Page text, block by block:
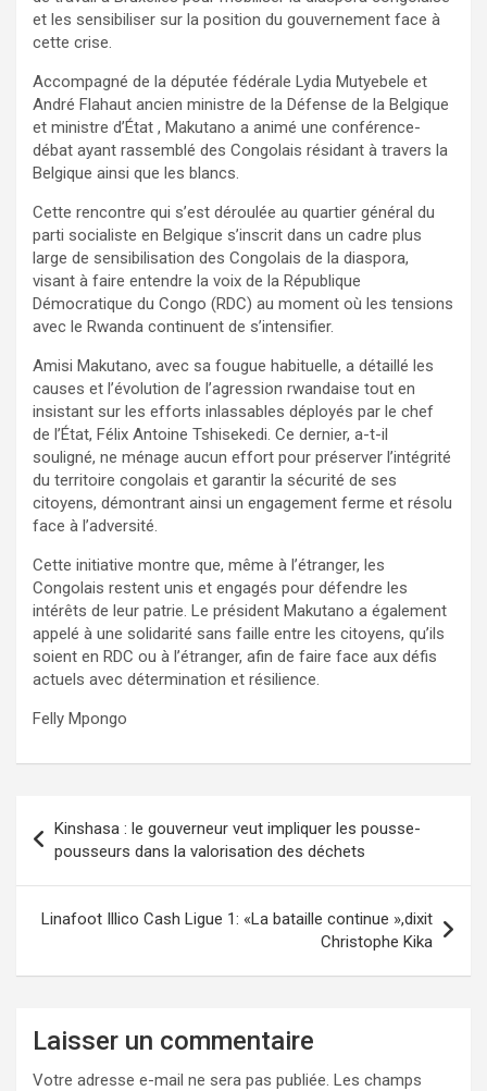
et les sensibiliser sur la position du gouvernement face à
cette crise.
Accompagné de la députée fédérale Lydia Mutyebele et
André Flahaut ancien ministre de la Défense de la Belgique
et ministre d’État , Makutano a animé une conférence-
débat ayant rassemblé des Congolais résidant à travers la
Belgique ainsi que les blancs.
Cette rencontre qui s’est déroulée au quartier général du
parti socialiste en Belgique s’inscrit dans un cadre plus
large de sensibilisation des Congolais de la diaspora,
visant à faire entendre la voix de la République
Démocratique du Congo (RDC) au moment où les tensions
avec le Rwanda continuent de s’intensifier.
Amisi Makutano, avec sa fougue habituelle, a détaillé les
causes et l’évolution de l’agression rwandaise tout en
insistant sur les efforts inlassables déployés par le chef
de l’État, Félix Antoine Tshisekedi. Ce dernier, a-t-il
souligné, ne ménage aucun effort pour préserver l’intégrité
du territoire congolais et garantir la sécurité de ses
citoyens, démontrant ainsi un engagement ferme et résolu
face à l’adversité.
Cette initiative montre que, même à l’étranger, les
Congolais restent unis et engagés pour défendre les
intérêts de leur patrie. Le président Makutano a également
appelé à une solidarité sans faille entre les citoyens, qu’ils
soient en RDC ou à l’étranger, afin de faire face aux défis
actuels avec détermination et résilience.
Felly Mpongo
de
l’article
Kinshasa : le gouverneur veut impliquer les pousse-
pousseurs dans la valorisation des déchets
Linafoot Illico Cash Ligue 1: «La bataille continue »,dixit
Christophe Kika
Laisser un commentaire
Votre adresse e-mail ne sera pas publiée. Les champs